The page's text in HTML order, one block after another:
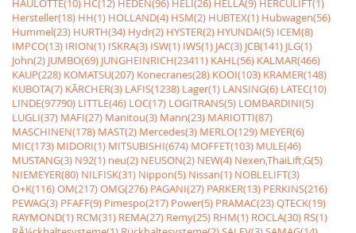
HAULOTTE(10) HC(12) HEDEN(96) HELI(26) HELLA(9) HERCULIFT(1)
Hersteller(18) HH(1) HOLLAND(4) HSM(2) HUBTEX(1) Hubwagen(56)
Hummel(23) HURTH(34) Hydr(2) HYSTER(2) HYUNDAI(5) ICEM(8)
IMPCO(13) IRION(1) ISKRA(3) ISW(1) IWS(1) JAC(3) JCB(141) JLG(1)
John(2) JUMBO(69) JUNGHEINRICH(23411) KAHL(56) KALMAR(466)
KAUP(228) KOMATSU(207) Konecranes(28) KOOI(103) KRAMER(148)
KUBOTA(7) KÃRCHER(3) LAFIS(1238) Lager(1) LANSING(6) LATEC(10)
LINDE(97790) LITTLE(46) LOC(17) LOGITRANS(5) LOMBARDINI(5)
LUGLI(37) MAFI(27) Manitou(3) Mann(23) MARIOTTI(87)
MASCHINEN(178) MAST(2) Mercedes(3) MERLO(129) MEYER(6)
MIC(173) MIDORI(1) MITSUBISHI(674) MOFFET(103) MULE(46)
MUSTANG(3) N92(1) neu(2) NEUSON(2) NEW(4) Nexen,ThaiLift,G(5)
NIEMEYER(80) NILFISK(31) Nippon(5) Nissan(1) NOBLELIFT(3)
O+K(116)OM(217)OMG(276) PAGANI(27) PARKER(13) PERKINS(216)
PEWAG(3) PFAFF(9) Pimespo(217) Power(5) PRAMAC(23)QTECK(19)
RAYMOND(1) RCM(31) REMA(27) Remy(25) RHM(1) ROCLA(30) RS(1)